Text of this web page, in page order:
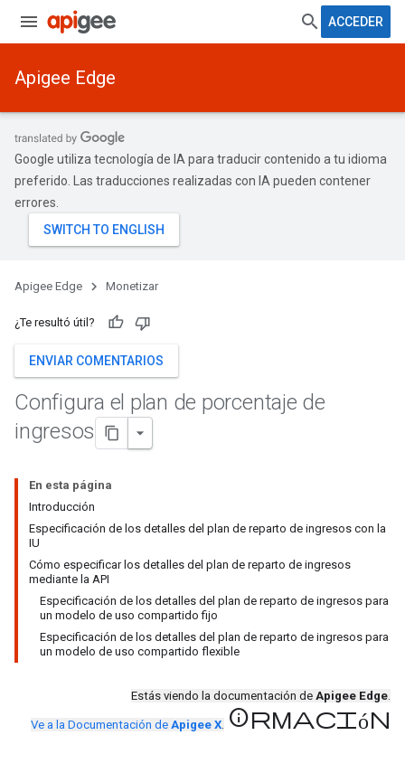
ACCEDER
Apigee Edge
Google utiliza tecnología de IA para traducir contenido a tu idioma
preferido. Las traducciones realizadas con IA pueden contener
errores.
Apigee Edge Monetizar
¿Te resultó útil?
ENVIAR COMENTARIOS
Configura el plan de porcentaje de
ingresos
En esta página
Introducción
Especificación de los detalles del plan de reparto de ingresos con la
IU
Cómo especificar los detalles del plan de reparto de ingresos
mediante la API
Especificación de los detalles del plan de reparto de ingresos para
un modelo de uso compartido fijo
Especificación de los detalles del plan de reparto de ingresos para
un modelo de uso compartido flexible
Estás viendo la documentación de Apigee Edge.
Ve a la Documentación de Apigee X. información